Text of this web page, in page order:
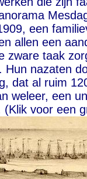
een
allen een
zware taak
Hun nazaten
dat al ruim
weleer, een
voor een